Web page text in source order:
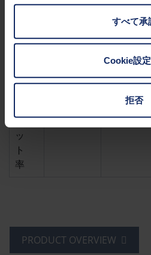
変更することができます。
お客様の権利に関する詳細は、
すべて承
Cookie設定
拒否
カ
ト
紫
カ
ッ
ト
率
99.99% 99.99%
PRODUCT OVERVIEW